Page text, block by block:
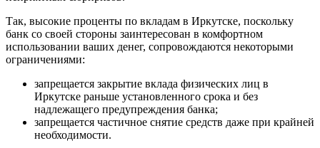
Так, высокие проценты по вкладам в Иркутске, поскольку
банк со своей стороны заинтересован в комфортном
использовании ваших денег, сопровождаются некоторыми
ограничениями:
запрещается закрытие вклада физических лиц в
Иркутске раньше установленного срока и без
надлежащего предупреждения банка;
запрещается частичное снятие средств даже при крайней
необходимости.